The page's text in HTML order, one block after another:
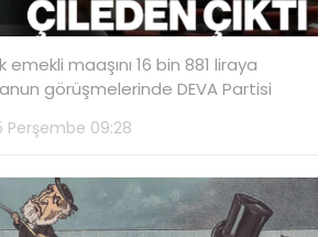
emekli maaşını 16 bin 881 liraya
görüşmelerinde DEVA Partisi
Perşembe 09:28